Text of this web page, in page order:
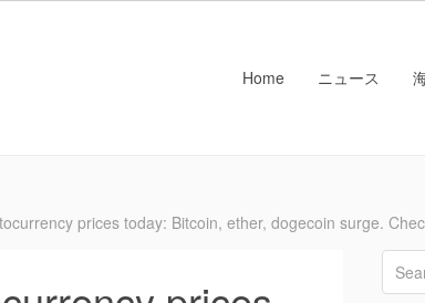
Home ニュース
prices today: Bitcoin, ether, dogecoin surge.